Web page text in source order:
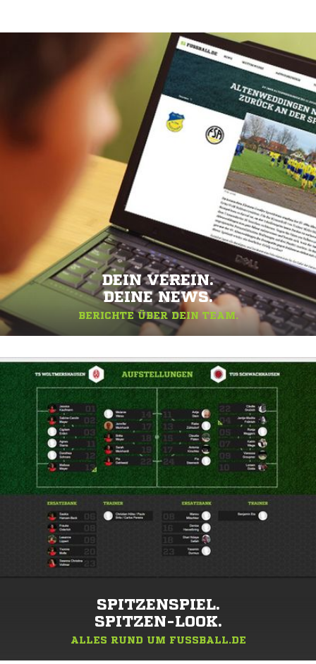
DEIN VEREIN.
DEINE NEWS.
BERICHTE ÜBER DEIN TEAM.
SPITZENSPIEL.
SPITZEN-LOOK.
ALLES RUND UM FUSSBALL.DE